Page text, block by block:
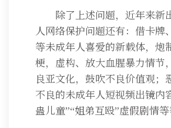
除了上述问题，近年来新
人网络保护问题还有：借卡牌
等未成年人喜爱的新载体，炮
梗，虚构、放大血腥暴力情节
良亚文化，鼓吹不良价值观；
不良的未成年人短视频出镜内
蛊儿童”“姐弟互殴”虚假剧情等